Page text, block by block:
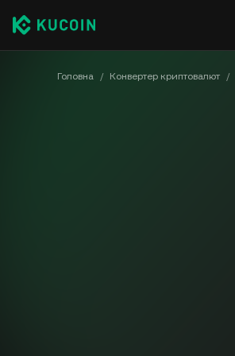
Головна / Конвертер криптовалют /